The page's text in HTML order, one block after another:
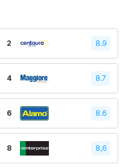
2 8.9
4 8.7
6 8.6
8 8,6